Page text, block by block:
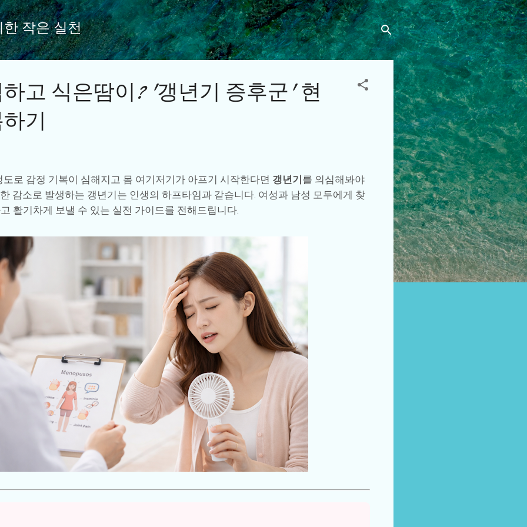
기본 콘텐츠로 건너뛰기
작은 실천
고 식은땀이? '갱년기 증후군' 현
기
도로 감정 기복이 심해지고 몸 여기저기가 아프기 시작한다면 갱년기 를 의심해봐야
감소로 발생하는 갱년기는 인생의 하프타임과 같습니다. 여성과 남성 모두에게 찾
활기차게 보낼 수 있는 실전 가이드를 전해드립니다.